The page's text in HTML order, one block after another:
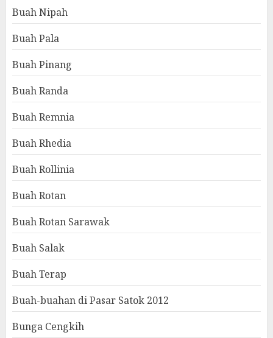
Buah Nipah
Buah Pala
Buah Pinang
Buah Randa
Buah Remnia
Buah Rhedia
Buah Rollinia
Buah Rotan
Buah Rotan Sarawak
Buah Salak
Buah Terap
Buah-buahan di Pasar Satok 2012
Bunga Cengkih